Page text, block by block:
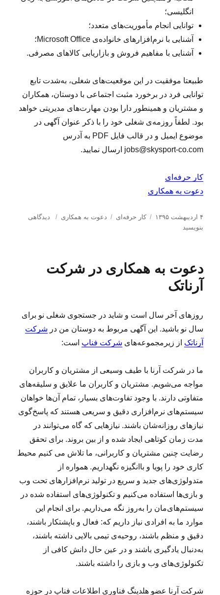
انگلیسی؛
توانایی انجام مأموریت‌های متعدد؛
آشنایی با نرم‌افزارهای خانواده‌ی Microsoft Office؛
آشنایی با مفاهیم فروش و بازاریابی کالاهای مصرفی.
طبیعتا موفقیت در این موقعیت‌های شغلی، به‌شدت تابع
توانایی فرد در برخورد مثبت اجتماعی با دوستان، همکاران
و مشتریان و همینطور دارا بودن مهارت‌های مدیریتی خواهد
بود. لطفاً روزمه‌ی شغلی خود را با ذکر عنوان آگهی در
موضوع ایمیل و در قالب فایل PDF به آدرس
jobs@skysport-co.com ارسال نمایید.
کار حرفه‌ای
دعوت به همکاری
ا
ر
ش
د
۴ اردیبهشت ۱۳۹۵
د
ا
کار حرفه‌ای
بدعوت به همکاری
ع
ه
م
ی
م
ج
م
ع
ه
و
ش
ه‌‌
ه
د
دیدگاهی
بنویسید
دعوت به همکاری در شرکت
آرناتک
روزهای آخر سال است و شاید در جستجوی شغلی نو برای
سال نو باشید. این آگهی مربوط به دوستان من در شرکت
آرناتک از زیرمجموعه‌های شرکت فناپ است:
ما در شرکت آرنا با طیف وسیعی از مشتریان و کاربران
مواجه می‌شویم. مشتریان و کاربران ما علایق و سلیقه‌های
متفاوتی دارند. با وجود تفاوت‌های بسیار، تمام آن‌ها خواهان
سیستم‌های نرم‌افزاری دقیق و سریعی هستند که پاسخ‌گوی
نیازهای روزانه‌شان باشند. نیازهایی که گاه می‌توانند در
مدت زمان کوتاهی ایجاد شده و از بین بروند. برای تحقق
رضایت چنین مشتریان و کاربرانی، ما تلاش می کنیم محیط
کاری خود را پویا و باانگیزه نگهداریم. همواره از
متدولوژی‌های جدید و سریع در تولید نرم‌افزارهای تحت وب
و بازی‌ها استفاده می‌کنیم و تکنولوژی‌های استفاده شده در
سیستم‌های‌مان را به‌روز نگه می‌داریم. برای انجام این
موارد ما به افرادی نیاز داریم که: فعال و باپشتکار باشند،
دقیق و منظم باشند، روحیه‌ی تیمی بالایی داشته باشند،
به‌دنبال یادگیری باشند و در عین حال دانش کافی از
تکنولوژی‌های وب و بازی را داشته باشند.
شرکت آرنا عضو هلدینگ فناوری اطلاعات فناپ در حوزه